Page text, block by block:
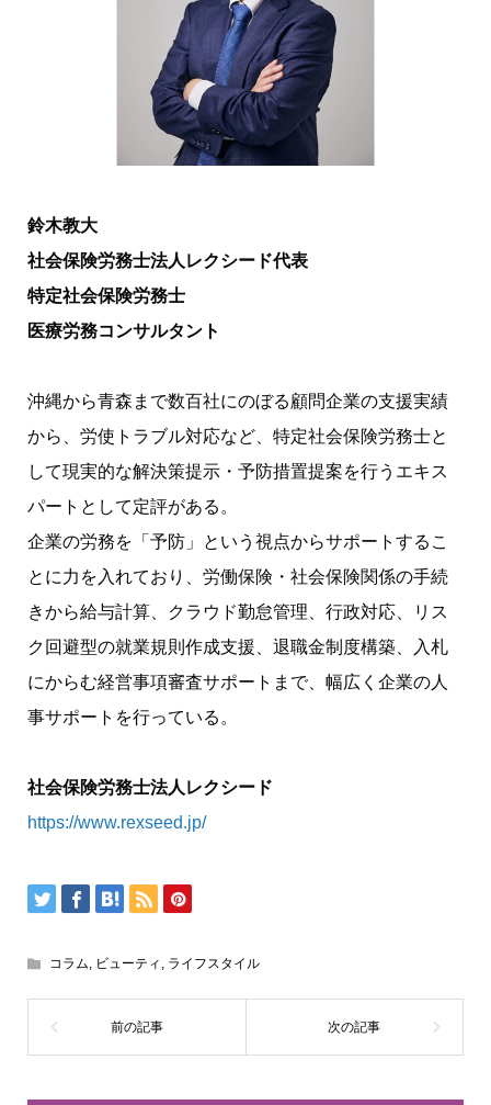
鈴木教大
社会保険労務士法人レクシード代表
特定社会保険労務士
医療労務コンサルタント
沖縄から青森まで数百社にのぼる顧問企業の支援実績
から、労使トラブル対応など、特定社会保険労務士と
して現実的な解決策提示・予防措置提案を行うエキス
パートとして定評がある。
企業の労務を「予防」という視点からサポートするこ
とに力を入れており、労働保険・社会保険関係の手続
きから給与計算、クラウド勤怠管理、行政対応、リス
ク回避型の就業規則作成支援、退職金制度構築、入札
にからむ経営事項審査サポートまで、幅広く企業の人
事サポートを行っている。
社会保険労務士法人レクシード
https://www.rexseed.jp/
コラム, ビューティ , ライフスタイル